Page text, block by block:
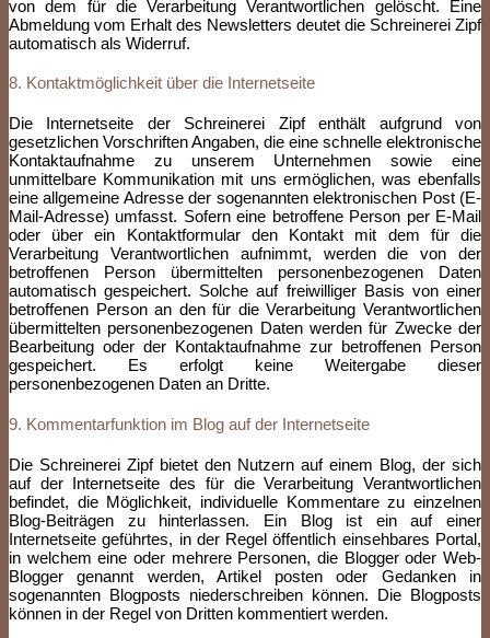
von dem für die Verarbeitung Verantwortlichen gelöscht. Eine
Abmeldung vom Erhalt des Newsletters deutet die Schreinerei Zipf
automatisch als Widerruf.
8. Kontaktmöglichkeit über die Internetseite
Die Internetseite der Schreinerei Zipf enthält aufgrund von
gesetzlichen Vorschriften Angaben, die eine schnelle elektronische
Kontaktaufnahme zu unserem Unternehmen sowie eine
unmittelbare Kommunikation mit uns ermöglichen, was ebenfalls
eine allgemeine Adresse der sogenannten elektronischen Post (E-
Mail-Adresse) umfasst. Sofern eine betroffene Person per E-Mail
oder über ein Kontaktformular den Kontakt mit dem für die
Verarbeitung Verantwortlichen aufnimmt, werden die von der
betroffenen Person übermittelten personenbezogenen Daten
automatisch gespeichert. Solche auf freiwilliger Basis von einer
betroffenen Person an den für die Verarbeitung Verantwortlichen
übermittelten personenbezogenen Daten werden für Zwecke der
Bearbeitung oder der Kontaktaufnahme zur betroffenen Person
gespeichert. Es erfolgt keine Weitergabe dieser
personenbezogenen Daten an Dritte.
9. Kommentarfunktion im Blog auf der Internetseite
Die Schreinerei Zipf bietet den Nutzern auf einem Blog, der sich
auf der Internetseite des für die Verarbeitung Verantwortlichen
befindet, die Möglichkeit, individuelle Kommentare zu einzelnen
Blog-Beiträgen zu hinterlassen. Ein Blog ist ein auf einer
Internetseite geführtes, in der Regel öffentlich einsehbares Portal,
in welchem eine oder mehrere Personen, die Blogger oder Web-
Blogger genannt werden, Artikel posten oder Gedanken in
sogenannten Blogposts niederschreiben können. Die Blogposts
können in der Regel von Dritten kommentiert werden.